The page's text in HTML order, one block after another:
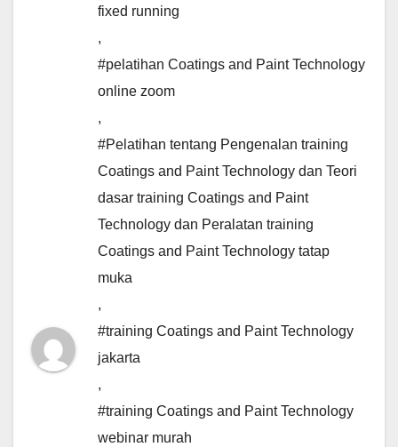
fixed running
,
#pelatihan Coatings and Paint Technology
online zoom
,
#Pelatihan tentang Pengenalan training
Coatings and Paint Technology dan Teori
dasar training Coatings and Paint
Technology dan Peralatan training
Coatings and Paint Technology tatap
muka
,
#training Coatings and Paint Technology
jakarta
,
#training Coatings and Paint Technology
webinar murah